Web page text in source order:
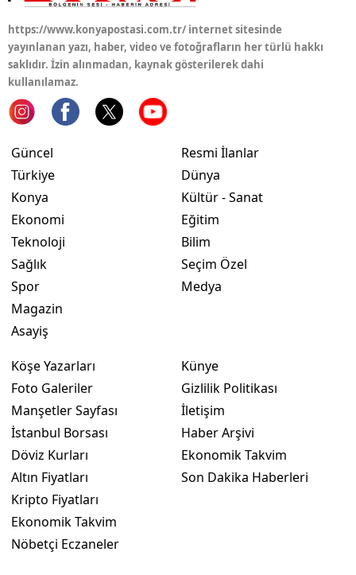
Tokat
Şanlıurfa
Batman
Şırnak
https://www.konyapostasi.com.tr/ internet sitesinde
yayınlanan yazı, haber, video ve fotoğrafların her türlü hakkı
saklıdır. İzin alınmadan, kaynak gösterilerek dahi
kullanılamaz.
Güncel
Türkiye
Konya
Ekonomi
Teknoloji
Sağlık
Spor
Magazin
Asayiş
Resmi İlanlar
Dünya
Kültür - Sanat
Eğitim
Bilim
Seçim Özel
Medya
Köşe Yazarları
Foto Galeriler
Manşetler Sayfası
İstanbul Borsası
Döviz Kurları
Altın Fiyatları
Kripto Fiyatları
Ekonomik Takvim
Nöbetçi Eczaneler
Künye
Gizlilik Politikası
İletişim
Haber Arşivi
Ekonomik Takvim
Son Dakika Haberleri